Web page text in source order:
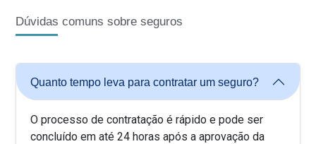
Dúvidas comuns sobre seguros
Quanto tempo leva para contratar um seguro?
O processo de contratação é rápido e pode ser
concluído em até 24 horas após a aprovação da